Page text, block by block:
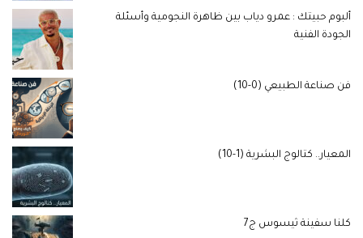
ألبوم حبيتك : عمرو دياب بين ظاهرة النجومية وأسئلة
الجودة الفنية
فن صناعة الطبيعي (0-10)
المعيار.. كتالوج البشرية (1-10)
كلنا سفينة ثيسوس ج7